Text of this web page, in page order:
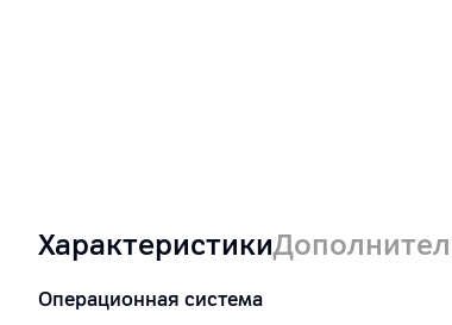
Характеристики
Операционная система